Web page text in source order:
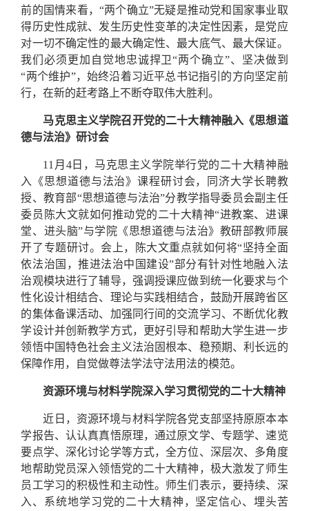
前的国情来看，“两个确立”无疑是推动党和国家事业取
得历史性成就、发生历史性变革的决定性因素，是党应
对一切不确定性的最大确定性、最大底气、最大保证。
我们必须更加自觉地忠诚捍卫“两个确立”、坚决做到
“两个维护”，始终沿着习近平总书记指引的方向坚定前
行，在新的赶考路上不断夺取伟大胜利。
马克思主义学院召开党的二十大精神融入 《思想道
德与法治》研讨会
11月4日，马克思主义学院举行党的二十大精神融
入《思想道德与法治》课程研讨会，同济大学长聘教
授、教育部“思想道德与法治”分教学指导委员会副主任
委员陈大文就如何推动党的二十大精神“进教案、进课
堂、进头脑”与学院《思想道德与法治》教研部教师展
开了专题研讨。会上，陈大文重点就如何将“坚持全面
依法治国，推进法治中国建设”部分有针对性地融入法
治观模块进行了辅导，强调授课应做到统一化要求与个
性化设计相结合、理论与实践相结合，鼓励开展跨省区
的集体备课活动、加强同行间的交流学习、不断优化教
学设计并创新教学方式，更好引导和帮助大学生进一步
领悟中国特色社会主义法治固根本、稳预期、利长远的
保障作用，自觉做尊法学法守法用法的模范。
资源环境与材料学院深入学习贯彻党的二十大精神
近日，资源环境与材料学院各党支部坚持原原本本
学报告、认认真真悟原理，通过原文学、专题学、速览
要点学、深化讨论学等方式，全方位、深层次、多角度
地帮助党员深入领悟党的二十大精神，极大激发了师生
员工学习的积极性和主动性。师生们表示，要持续、深
入、系统地学习党的二十大精神，坚定信心、埋头苦